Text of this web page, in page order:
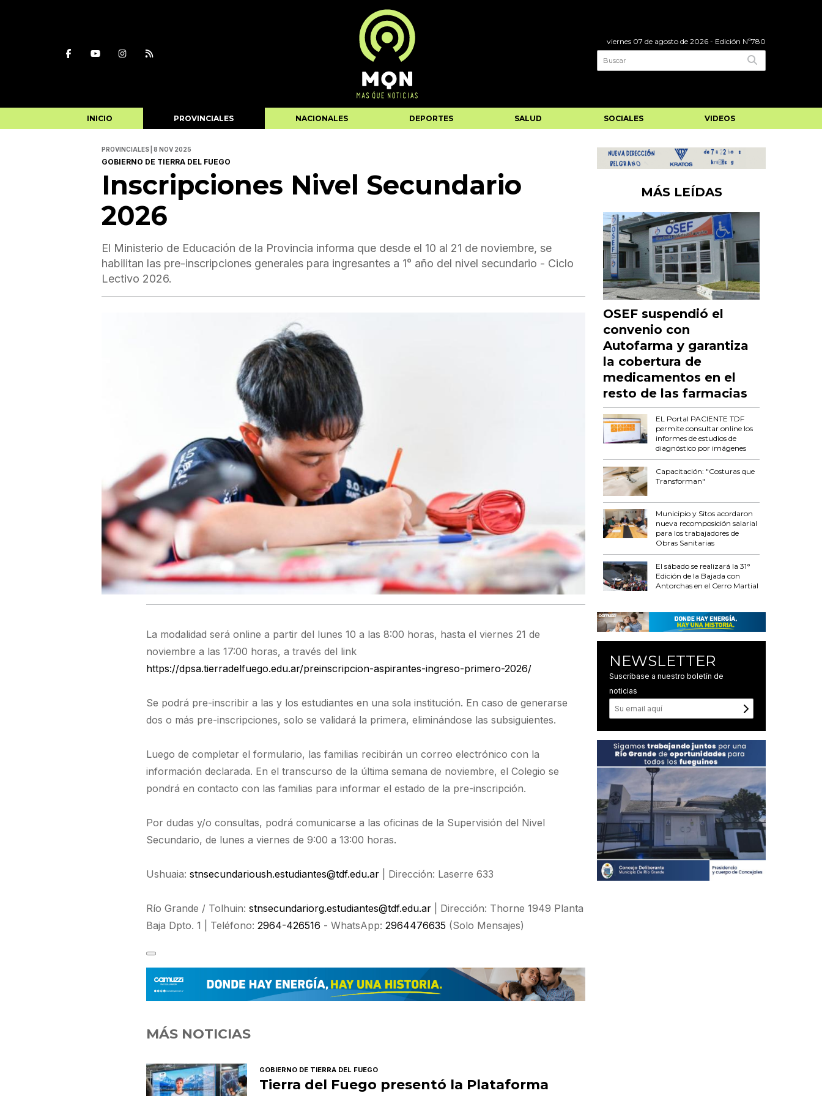
viernes 07 de agosto de 2026 - Edición Nº780
INICIO PROVINCIALES NACIONALES DEPORTES SALUD SOCIALES VIDEOS
PROVINCIALES | 8 NOV 2025
GOBIERNO DE TIERRA DEL FUEGO
Inscripciones Nivel Secundario
2026
El Ministerio de Educación de la Provincia informa que desde el 10 al 21 de noviembre, se
habilitan las pre-inscripciones generales para ingresantes a 1° año del nivel secundario - Ciclo
Lectivo 2026.
La modalidad será online a partir del lunes 10 a las 8:00 horas, hasta el viernes 21 de
noviembre a las 17:00 horas, a través del link
https://dpsa.tierradelfuego.edu.ar/preinscripcion-aspirantes-ingreso-primero-2026/
Se podrá pre-inscribir a las y los estudiantes en una sola institución. En caso de generarse
dos o más pre-inscripciones, solo se validará la primera, eliminándose las subsiguientes.
Luego de completar el formulario, las familias recibirán un correo electrónico con la
información declarada. En el transcurso de la última semana de noviembre, el Colegio se
pondrá en contacto con las familias para informar el estado de la pre-inscripción.
Por dudas y/o consultas, podrá comunicarse a las oficinas de la Supervisión del Nivel
Secundario, de lunes a viernes de 9:00 a 13:00 horas.
Ushuaia:stnsecundarioush.estudiantes@tdf.edu.ar | Dirección: Laserre 633
Río Grande / Tolhuin:stnsecundariorg.estudiantes@tdf.edu.ar | Dirección: Thorne 1949 Planta
Baja Dpto. 1 | Teléfono:2964-426516 - WhatsApp:2964476635 (Solo Mensajes)
MÁS NOTICIAS
GOBIERNO DE TIERRA DEL FUEGO
Tierra del Fuego presentó la Plataforma
MÁS LEÍDAS
OSEF suspendió el
convenio con
Autofarma y garantiza
la cobertura de
medicamentos en el
resto de las farmacias
EL Portal PACIENTE TDF
permite consultar online los
informes de estudios de
diagnóstico por imágenes
Capacitación: "Costuras que
Transforman"
Municipio y Sitos acordaron
nueva recomposición salarial
para los trabajadores de
Obras Sanitarias
El sábado se realizará la 31°
Edición de la Bajada con
Antorchas en el Cerro Martial
NEWSLETTER
Suscríbase a nuestro boletín de
noticias